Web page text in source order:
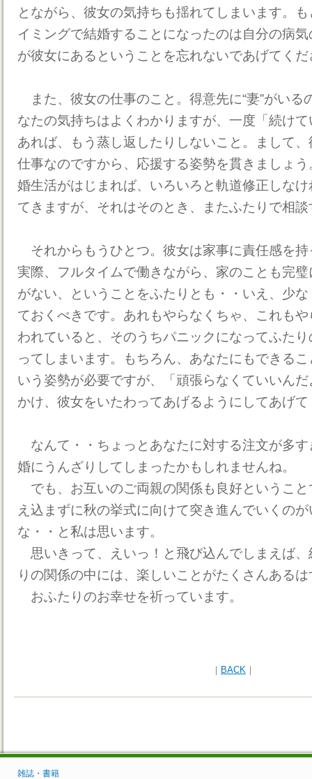
とながら、彼女の気持ちも揺れてしまいます。
イミングで結婚することになったのは自分の病
が彼女にあるということを忘れないであげてくだ
また、彼女の仕事のこと。得意先に“妻”がいる
なたの気持ちはよくわかりますが、一度「続け
あれば、もう蒸し返したりしないこと。まして
仕事なのですから、応援する姿勢を貫きましょ
婚生活がはじまれば、いろいろと軌道修正しな
てきますが、それはそのとき、またふたりで相
それからもうひとつ。彼女は家事に責任感を
実際、フルタイムで働きながら、家のことも完
がない、ということをふたりとも・・いえ、少
ておくべきです。あれもやらなくちゃ、これも
われていると、そのうちパニックになってふた
ってしまいます。もちろん、あなたにもできる
いう姿勢が必要ですが、「頑張らなくていいん
かけ、彼女をいたわってあげるようにしてあげ
なんて・・ちょっとあなたに対する注文が多
婚にうんざりしてしまったかもしれませんね。
でも、お互いのご両親の関係も良好というこ
え込まずに秋の挙式に向けて突き進んでいくの
な・・と私は思います。
思いきって、えいっ！と飛び込んでしまえば
りの関係の中には、楽しいことがたくさんある
おふたりのお幸せを祈っています。
｜ BACK ｜
雑誌・書籍